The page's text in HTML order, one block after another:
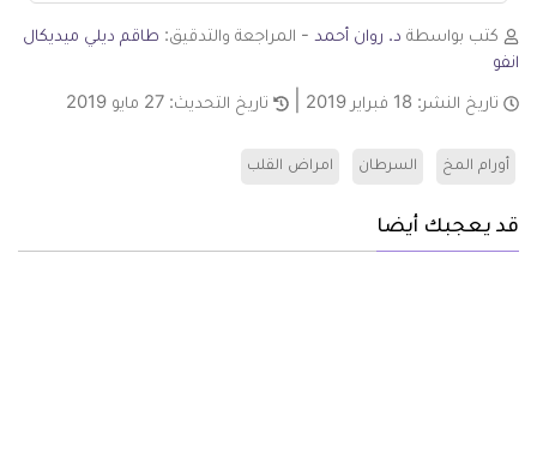
كتب بواسطة د. روان أحمد - المراجعة والتدقيق: طاقم ديلي ميديكال
انفو
تاريخ النشر: 18 فبراير 2019 تاريخ التحديث: 27 مايو 2019
أورام المخ السرطان امراض القلب
قد يعجبك أيضا